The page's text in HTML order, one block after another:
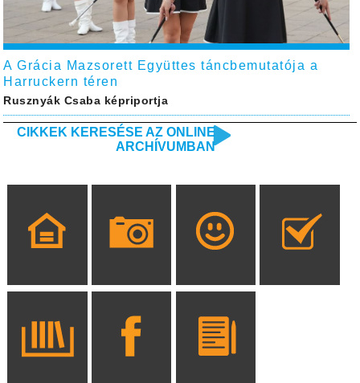
A Grácia Mazsorett Együttes táncbemutatója a
Harruckern téren
Rusznyák Csaba képriportja
CIKKEK KERESÉSE AZ ONLINE
ARCHÍVUMBAN